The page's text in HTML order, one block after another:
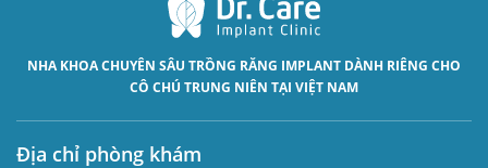
NHA KHOA CHUYÊN SÂU TRỒNG RĂNG IMPLANT DÀNH RIÊNG CHO
CÔ CHÚ TRUNG NIÊN TẠI VIỆT NAM
Địa chỉ phòng khám